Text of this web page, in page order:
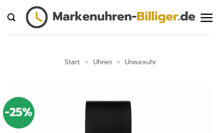
Inhalt
springen
Start » Uhren » Unisexuhr
-25%